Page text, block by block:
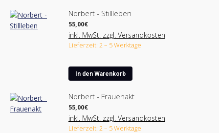
Norbert - Stillleben
55,00€
inkl. MwSt. zzgl. Versandkosten
Lieferzeit: 2 – 5 Werktage
In den Warenkorb
Norbert - Frauenakt
55,00€
inkl. MwSt. zzgl. Versandkosten
Lieferzeit: 2 – 5 Werktage